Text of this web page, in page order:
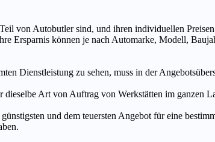
von Autobutler sind, und ihren individuellen
Ersparnis können je nach Automarke, Modell,
Dienstleistung zu sehen, muss in der
Art von Auftrag von Werkstätten im ganzen
und dem teuersten Angebot für eine